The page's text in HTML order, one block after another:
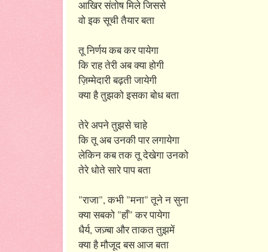
आखिर संतोष मिले जिससे
वो इक सूची तैयार बता
तू निर्णय कब कर पायेगा
कि राह तेरी अब क्या होगी
ज़िम्मेदारी बढ़ती जायेगी
क्या है तुझको इसका बोध बता
तेरे अपने तुझसे चाहे
कि तू अब उनकी पार लगायेगा
लेकिन कब तक तू देखेगा उनको
तेरे धोते सारे पाप बता
"राजा", कभी "मना" तूने न सुना
क्या सबको "हाँ" कर पायेगा
धैर्य, जज़्बा और ताकत तुझमें
क्या है मौजूद बस आज बता